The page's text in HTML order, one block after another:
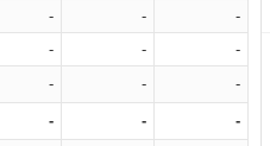
- -
-
- -
-
- - -
- - -